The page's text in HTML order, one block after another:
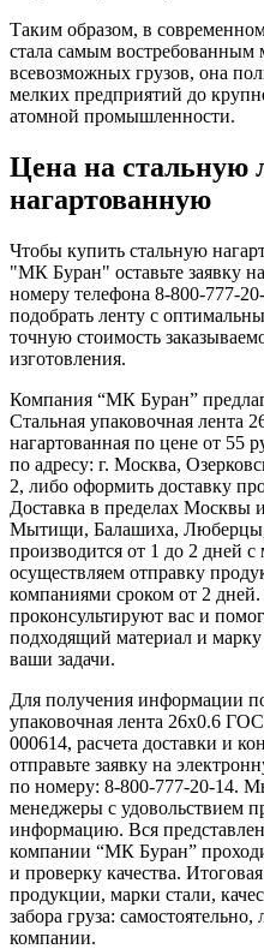
Таким образом, в
стала самым востребованным
всевозможных грузов, она
мелких предприятий до
атомной промышленности.
Цена на стальную
нагартованную
Чтобы купить стальную
"МК Буран" оставьте заявку
номеру телефона 8-800-777-
подобрать ленту с
точную стоимость
изготовления.
Компания “МК Буран”
Стальная упаковочная лента
нагартованная по цене от 55
по адресу: г. Москва,
2, либо оформить доставку
Доставка в пределах
Мытищи, Балашиха,
производится от 1 до 2 дней
осуществляем отправку
компаниями сроком от 2
проконсультируют вас и
подходящий материал и
ваши задачи.
Для получения информации
упаковочная лента 26x0.6
000614, расчета доставки и
отправьте заявку на
по номеру: 8-800-777-20-14.
менеджеры с удовольствием
информацию. Вся
компании “МК Буран”
и проверку качества.
продукции, марки стали,
забора груза:
компании.